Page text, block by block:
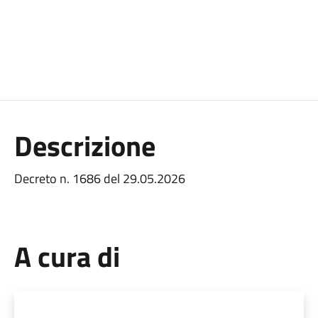
Descrizione
Decreto n. 1686 del 29.05.2026
A cura di